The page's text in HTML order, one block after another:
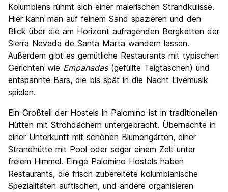
Preis-Leistungsverhältnis
8.4
Kolumbiens rühmt sich einer malerischen Strandkulisse.
Hier kann man auf feinem Sand spazieren und den
Blick über die am Horizont aufragenden Bergketten der
Sierra Nevada de Santa Marta wandern lassen.
Außerdem gibt es gemütliche Restaurants mit typischen
Gerichten wie Empanadas(gefüllte Teigtaschen) und
entspannte Bars, die bis spät in die Nacht Livemusik
spielen.
Ein Großteil der Hostels in Palomino ist in traditionellen
Hütten mit Strohdächern untergebracht. Übernachte in
einer Unterkunft mit schönen Blumengärten, einer
Strandhütte mit Pool oder sogar einem Zelt unter
freiem Himmel. Einige Palomino Hostels haben
Restaurants, die frisch zubereitete kolumbianische
Spezialitäten auftischen, und andere organisieren